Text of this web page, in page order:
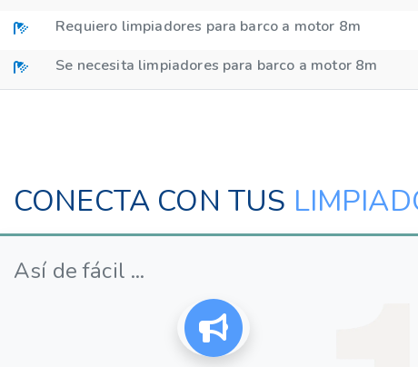
Requiero limpiadores para barco a motor 8m
Se necesita limpiadores para barco a motor 8m
CONECTA CON TUS
Así de fácil ...